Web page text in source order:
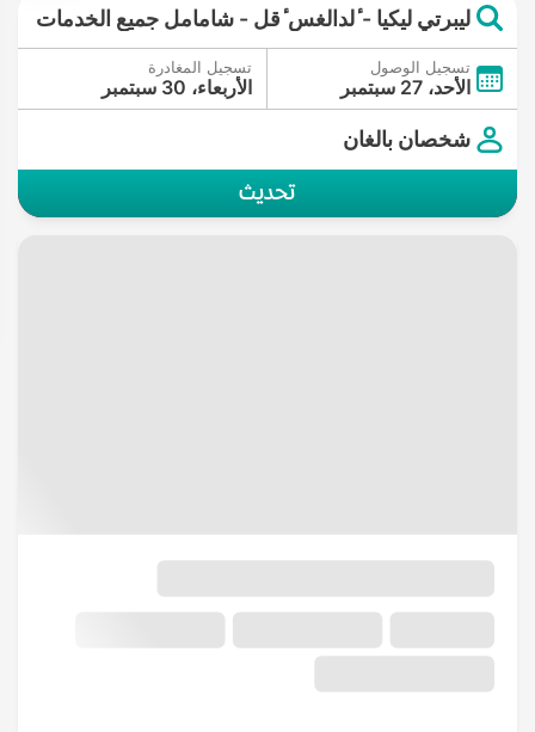
ليبرتي ليكيا - ٔلدالغس ٔقل - شامامل جميع الخدمات
تسجيل الوصول
الأحد، 27 سبتمبر
تسجيل المغادرة
الأربعاء، 30 سبتمبر
شخصان بالغان
تحديث